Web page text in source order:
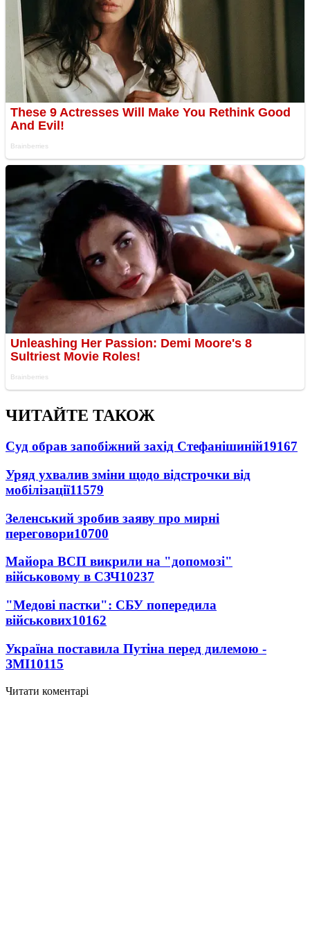
ЧИТАЙТЕ ТАКОЖ
Суд обрав запобіжний захід Стефанішиній19167
Уряд ухвалив зміни щодо відстрочки від
мобілізації11579
Зеленський зробив заяву про мирні
переговори10700
Майора ВСП викрили на "допомозі"
військовому в СЗЧ10237
"Медові пастки": СБУ попередила
військових10162
Україна поставила Путіна перед дилемою -
ЗМІ10115
Читати коментарі